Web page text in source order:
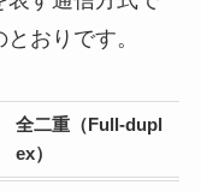
おりです。
全二重（Full-dupl
ex）